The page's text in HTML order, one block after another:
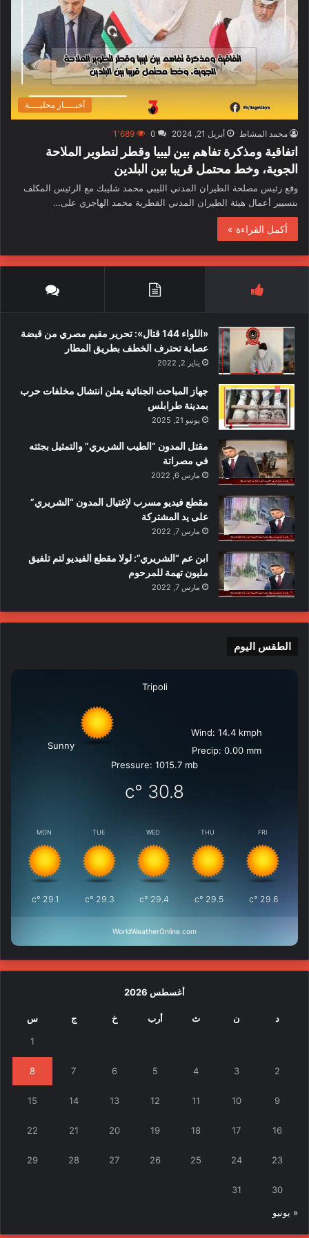
أخبــــار محليــــة
محمد المشاط أبريل 21, 2024 0 1٬689
اتفاقية ومذكرة تفاهم بين ليبيا وقطر لتطوير الملاحة
الجوية، وخط محتمل قريبا بين البلدين
وقع رئيس مصلحة الطيران المدني الليبي محمد شليبك مع الرئيس المكلف
بتسيير أعمال هيئة الطيران المدني القطرية محمد الهاجري على…
أكمل القراءة »
«اللواء 144 قتال»: تحرير مقيم مصري من قبضة
عصابة تحترف الخطف بطريق المطار
يناير 2, 2022
جهاز المباحث الجنائية يعلن انتشال مخلفات حرب
بمدينة طرابلس
يونيو 21, 2025
مقتل المدون “الطيب الشريري” والتمثيل بجثته
في مصراتة
مارس 6, 2022
مقطع فيديو مسرب لإغتيال المدون “الشريري”
على يد المشتركة
مارس 7, 2022
ابن عم “الشريري”: لولا مقطع الفيديو لتم تلفيق
مليون تهمة للمرحوم
مارس 7, 2022
الطقس اليوم
Tripoli
Sunny
Wind: 14.4 kmph
Precip: 0.00 mm
Pressure: 1015.7 mb
30.8
°c
MON
29.1
°c
TUE
29.3
°c
WED
29.4
°c
THU
29.5
°c
FRI
29.6
°c
WorldWeatherOnline.com
أغسطس 2026
د ن ث أرب خ ج س
1
2
3
4
5
6
7
8
9
10
11
12
13
14
15
16
17
18
19
20
21
22
23
24
25
26
27
28
29
30
31
« يونيو